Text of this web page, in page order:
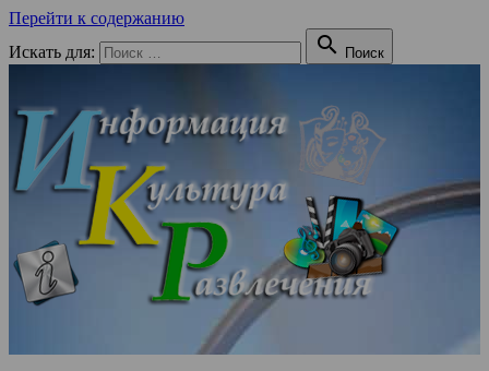
Перейти к содержанию
Искать для:
 Поиск